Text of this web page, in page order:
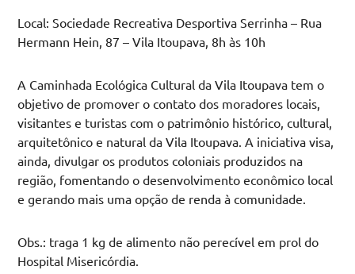
Local: Sociedade Recreativa Desportiva Serrinha – Rua
Hermann Hein, 87 – Vila Itoupava, 8h às 10h
A Caminhada Ecológica Cultural da Vila Itoupava tem o
objetivo de promover o contato dos moradores locais,
visitantes e turistas com o patrimônio histórico, cultural,
arquitetônico e natural da Vila Itoupava. A iniciativa visa,
ainda, divulgar os produtos coloniais produzidos na
região, fomentando o desenvolvimento econômico local
e gerando mais uma opção de renda à comunidade.
Obs.: traga 1 kg de alimento não perecível em prol do
Hospital Misericórdia.